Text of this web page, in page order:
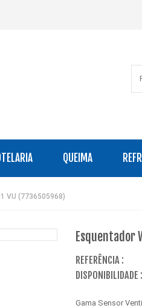
QUEIMA
VU (7736505968)
Esquentador
REFERÊNCIA :
DISPONIBILIDADE :
Gama Sensor